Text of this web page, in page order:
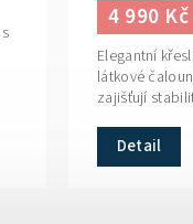
4 990 Kč
Detail
Elegantní
látkové
zajišťují